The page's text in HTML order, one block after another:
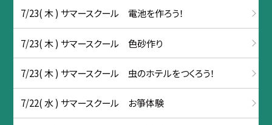
7/23( 木 ) サマースクール 電池を作ろう！
7/23( 木 ) サマースクール 色砂作り
7/23( 木 ) サマースクール 虫のホテルをつくろう！
7/22( 水 ) サマースクール お箏体験